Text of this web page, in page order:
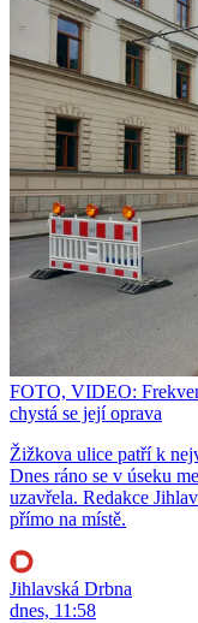
FOTO, VIDEO:
chystá se její oprava
Žižkova ulice patří k
Dnes ráno se v úseku
uzavřela. Redakce
přímo na místě.
Jihlavská Drbna
dnes, 11:58